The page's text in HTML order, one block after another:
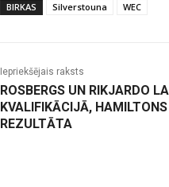
BIRKAS Silverstouna WEC
Iepriekšējais raksts
ROSBERGS UN RIKJARDO
KVALIFIKĀCIJĀ,
REZULTĀTA